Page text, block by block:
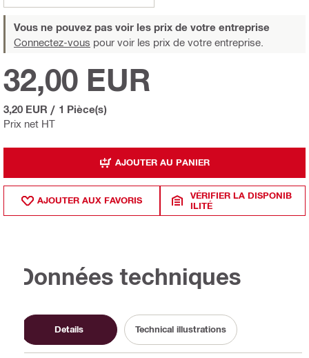
Vous ne pouvez pas voir les prix de votre entreprise
Connectez-vous pour voir les prix de votre entreprise.
Prix net HT
32,00 EUR
3,20 EUR / 1 Pièce(s)
AJOUTER AU PANIER
AJOUTER AUX FAVORIS
VÉRIFIER LA DISPONIB
ILITÉ
Données techniques
Details Technical illustrations